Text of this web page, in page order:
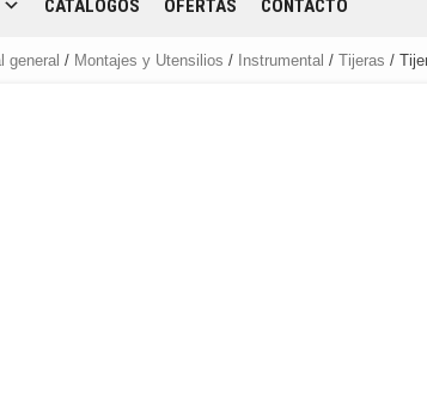
CATÁLOGOS OFERTAS CONTACTO
general / Montajes y Utensilios / Instrumental / Tijeras /